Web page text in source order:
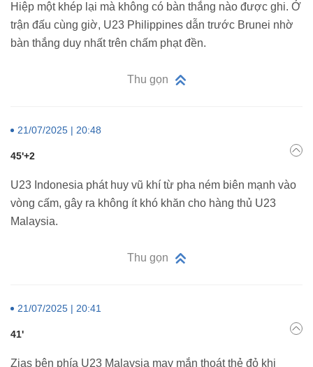
Hiệp một khép lại mà không có bàn thắng nào được ghi. Ở
trận đấu cùng giờ, U23 Philippines dẫn trước Brunei nhờ
bàn thắng duy nhất trên chấm phạt đền.
Thu gọn
21/07/2025 | 20:48
45'+2
U23 Indonesia phát huy vũ khí từ pha ném biên mạnh vào
vòng cấm, gây ra không ít khó khăn cho hàng thủ U23
Malaysia.
Thu gọn
21/07/2025 | 20:41
41'
Zias bên phía U23 Malaysia may mắn thoát thẻ đỏ khi